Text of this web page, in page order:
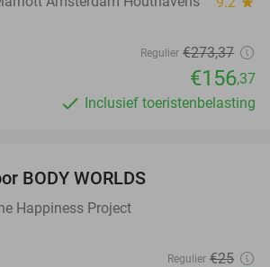
Regulier €273,37
€156,37
Inclusief toeristenbelasting
BODY WORLDS
Happiness Project
Regulier €25